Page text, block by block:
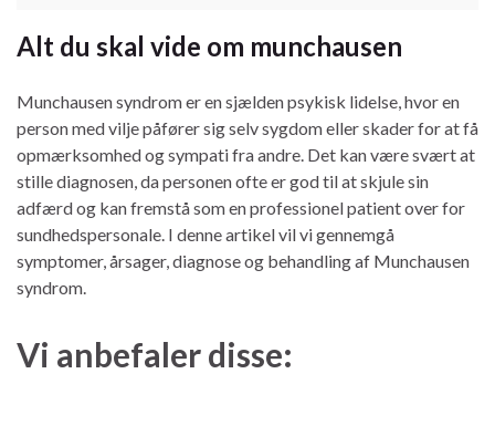
Alt du skal vide om munchausen
Munchausen syndrom er en sjælden psykisk lidelse, hvor en
person med vilje påfører sig selv sygdom eller skader for at få
opmærksomhed og sympati fra andre. Det kan være svært at
stille diagnosen, da personen ofte er god til at skjule sin
adfærd og kan fremstå som en professionel patient over for
sundhedspersonale. I denne artikel vil vi gennemgå
symptomer, årsager, diagnose og behandling af Munchausen
syndrom.
Vi anbefaler disse: